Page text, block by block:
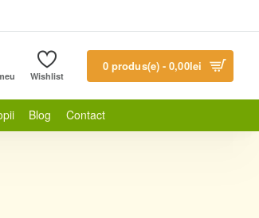
Wishlist
0 produs(e) - 0,00lei
Blog Contact